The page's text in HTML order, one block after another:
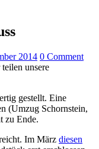
2014 0 Comment
gestellt. Eine
(Umzug Schornstein,
zu Ende.
Im März diesen